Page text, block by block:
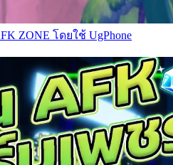
ZONE โดยใช้ UgPhone